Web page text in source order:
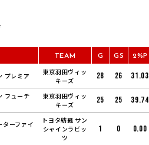
TEAM G GS 2%P
プレミア
東京羽田ヴィッ
キーズ
28 26 31.03
フューチ
東京羽田ヴィッ
キーズ
25 25 39.74
ーファイ
トヨタ紡織 サン
シャインラビッ
ツ
1 0 0.00